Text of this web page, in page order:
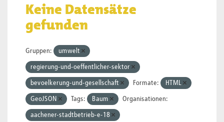
Keine Datensätze
gefunden
Gruppen: umwelt
regierung-und-oeffentlicher-sektor
bevoelkerung-und-gesellschaft Formate: HTML
GeoJSON Tags: Baum Organisationen:
aachener-stadtbetrieb-e-18